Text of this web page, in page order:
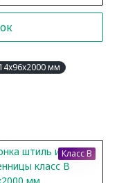
мм
Класс B